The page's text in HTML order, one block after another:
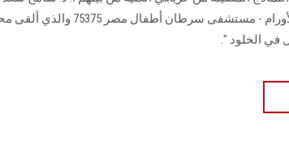
برنامج بيولوجيا الأورام - مستشفى سرطان
في الخلود ".